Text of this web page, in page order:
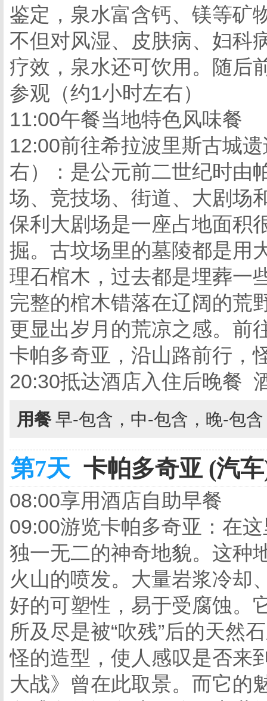
鉴定，泉水富含钙、镁等矿
不但对风湿、皮肤病、妇科
疗效，泉水还可饮用。随后
参观（约1小时左右）
11:00午餐当地特色风味餐
12:00前往希拉波里斯古城
右）：是公元前二世纪时由
场、竞技场、街道、大剧场
保利大剧场是一座占地面积
掘。古坟场里的墓陵都是用
理石棺木，过去都是埋葬一
完整的棺木错落在辽阔的荒
更显出岁月的荒凉之感。前
卡帕多奇亚，沿山路前行，
20:30抵达酒店入住后晚餐
用餐 早-包含，中-包含，晚-包
第7天 卡帕多奇亚 (汽
08:00享用酒店自助早餐
09:00游览卡帕多奇亚：在
独一无二的神奇地貌。这种
火山的喷发。大量岩浆冷却
好的可塑性，易于受腐蚀。
所及尽是被“吹残”后的天然
怪的造型，使人感叹是否来
大战》曾在此取景。而它的